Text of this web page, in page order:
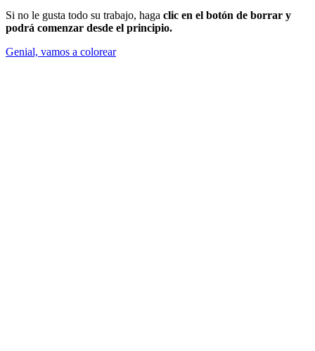
Si no le gusta todo su trabajo, haga clic en el botón de borrar y
podrá comenzar desde el principio.
Genial, vamos a colorear